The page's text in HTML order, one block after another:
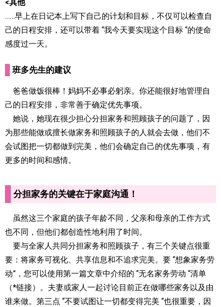
<其他
……早上在日记本上写下自己的计划和目标，不仅可以检查自
己的日程安排，还可以带着 “我今天要实现这个目标 “的使命
感度过一天。
班多先生的建议
爸爸做饭很棒！妈妈不必事必躬亲。你还能很好地管理自
己的日程安排，非常善于确定优先事项。
她说，她现在很少担心分担家务和照顾孩子的问题了，因
为那些能做或擅长做家务和照顾孩子的人就会去做，他们不
会试图把一切都做到完美，他们会确定自己的优先事项，有
更多的时间和感情。
分担家务的关键在于家庭沟通！
虽然这三个家庭的孩子年龄不同，父亲和母亲的工作方式
也不同，但他们都创造性地利用了时间。
要与全家人共同分担家务和照顾孩子，有三个关键点很重
要：将家务可视化、共享信息和不追求完美。要 “想象家务劳
动”，您可以使用第一篇文章中介绍的 “无名家务劳动 “清单
（*链接）。夫妻或家人一起讨论目前正在做哪些家务以及由
谁来做。第三点 “不要试图让一切都变得完美 “也很重要，因